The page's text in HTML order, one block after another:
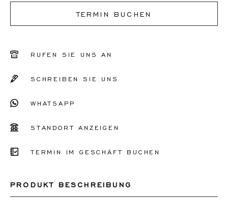
Ich kenne meine Ringgröße nicht
50
54
55
TERMIN BUCHEN
RUFEN SIE UNS AN
SCHREIBEN SIE UNS
WHATSAPP
STANDORT ANZEIGEN
TERMIN IM GESCHÄFT BUCHEN
PRODUKT BESCHREIBUNG